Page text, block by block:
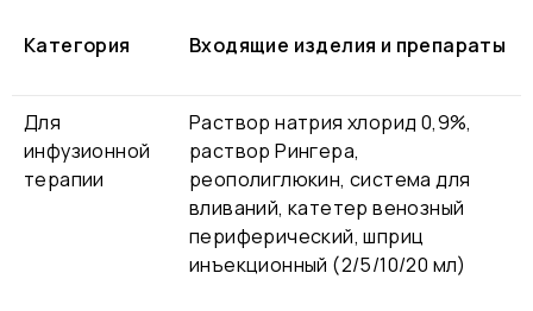
Категория Входящие изделия и препараты
Для
инфузионной
терапии
Раствор натрия хлорид 0,9%,
раствор Рингера,
реополиглюкин, система для
вливаний, катетер венозный
периферический, шприц
инъекционный (2/5/10/20 мл)